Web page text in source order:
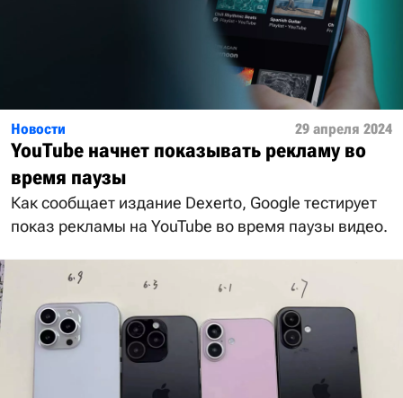
Новости 29 апреля 2024
YouTube начнет показывать рекламу во
время паузы
Как сообщает издание Dexerto, Google тестирует
показ рекламы на YouTube во время паузы видео.